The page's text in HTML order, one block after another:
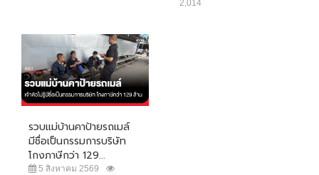
2,014
รวบแม่บ้านคาป้ายรถเมล์
มีชื่อเป็นกรรมการบริษัท
โกงภาษีกว่า 129...
5 สิงหาคม 2569